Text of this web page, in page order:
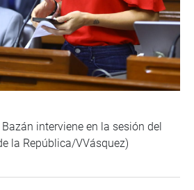
interviene en la sesión del
la República/VVásquez)